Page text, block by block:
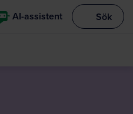
AI-assistent Visa
Sök